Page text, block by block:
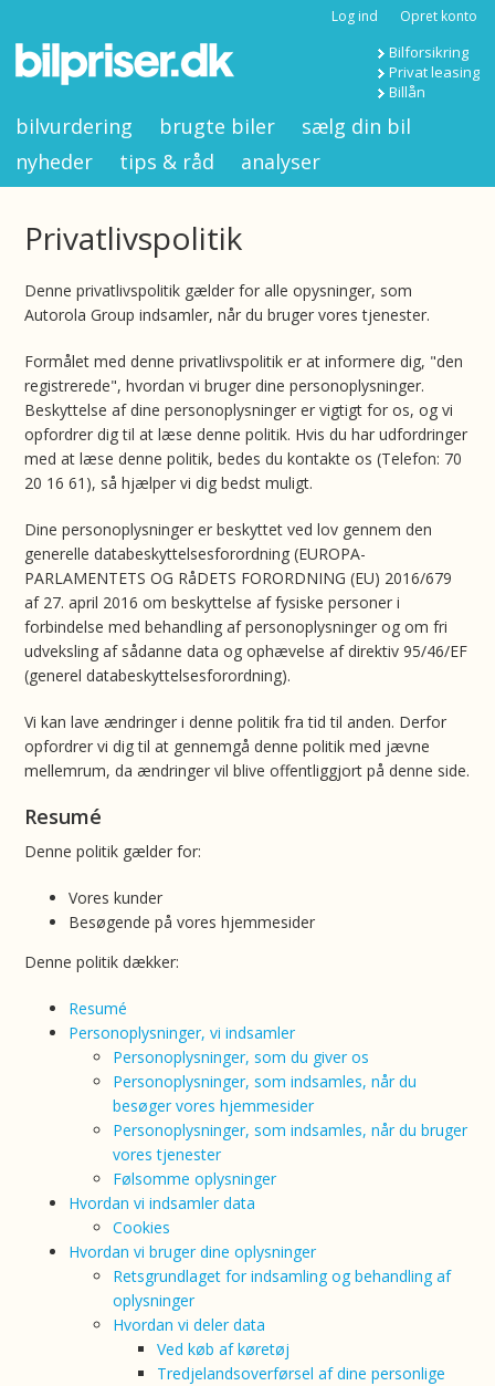
Log ind Opret konto
Bilforsikring
Privat leasing
Billån
bilvurdering brugte biler
sælg din bil
nyheder
tips & råd analyser
Privatlivspolitik
Denne privatlivspolitik gælder for alle opysninger, som
Autorola Group indsamler, når du bruger vores tjenester.
Formålet med denne privatlivspolitik er at informere dig, "den
registrerede", hvordan vi bruger dine personoplysninger.
Beskyttelse af dine personoplysninger er vigtigt for os, og vi
opfordrer dig til at læse denne politik. Hvis du har udfordringer
med at læse denne politik, bedes du kontakte os (Telefon: 70
20 16 61), så hjælper vi dig bedst muligt.
Dine personoplysninger er beskyttet ved lov gennem den
generelle databeskyttelsesforordning (EUROPA-
PARLAMENTETS OG RåDETS FORORDNING (EU) 2016/679
af 27. april 2016 om beskyttelse af fysiske personer i
forbindelse med behandling af personoplysninger og om fri
udveksling af sådanne data og ophævelse af direktiv 95/46/EF
(generel databeskyttelsesforordning).
Vi kan lave ændringer i denne politik fra tid til anden. Derfor
opfordrer vi dig til at gennemgå denne politik med jævne
mellemrum, da ændringer vil blive offentliggjort på denne side.
Resumé
Denne politik gælder for:
Vores kunder
Besøgende på vores hjemmesider
Denne politik dækker:
Resumé
Personoplysninger, vi indsamler
Personoplysninger, som du giver os
Personoplysninger, som indsamles, når du
besøger vores hjemmesider
Personoplysninger, som indsamles, når du bruger
vores tjenester
Følsomme oplysninger
Hvordan vi indsamler data
Cookies
Hvordan vi bruger dine oplysninger
Retsgrundlaget for indsamling og behandling af
oplysninger
Hvordan vi deler data
Ved køb af køretøj
Tredjelandsoverførsel af dine personlige